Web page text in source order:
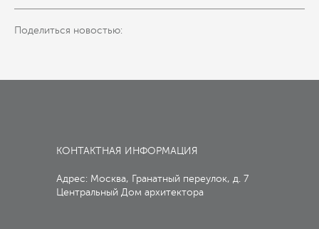
Поделиться новостью:
КОНТАКТНАЯ ИНФОРМАЦИЯ
Адрес: Москва, Гранатный переулок, д. 7
Центральный Дом архитектора